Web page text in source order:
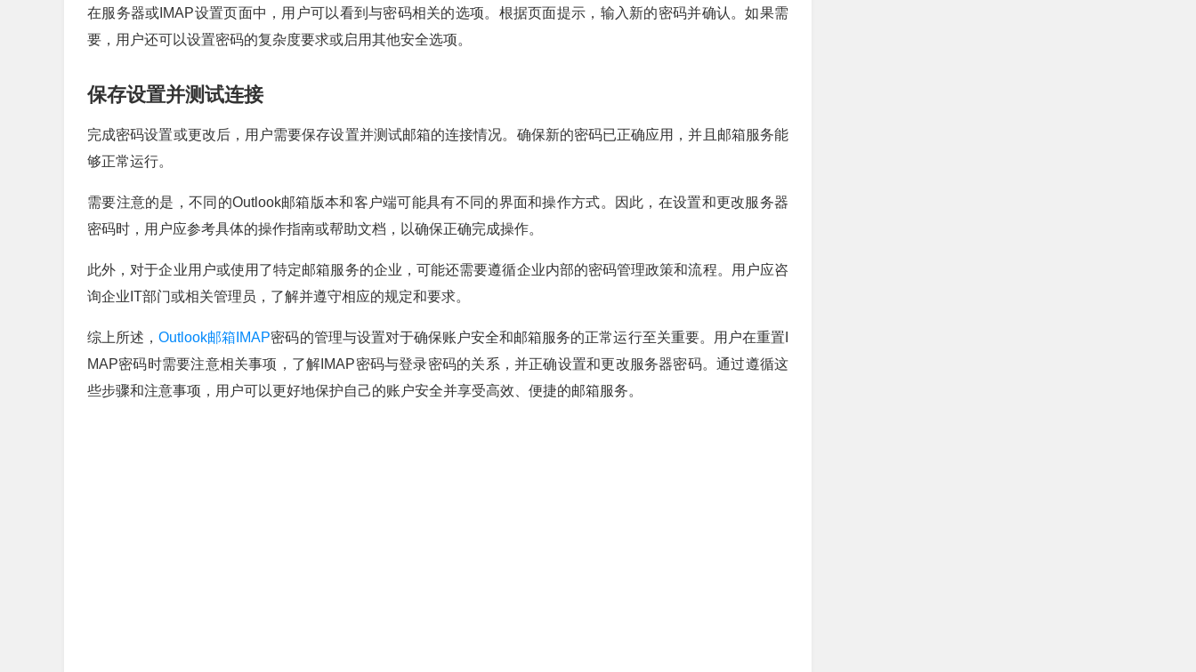
在服务器或IMAP设置页面中，用户可以看到与密码相关的选项。根据页面提示，输入新的密码并确认。如果需
要，用户还可以设置密码的复杂度要求或启用其他安全选项。
保存设置并测试连接
完成密码设置或更改后，用户需要保存设置并测试邮箱的连接情况。确保新的密码已正确应用，并且邮箱服务能
够正常运行。
需要注意的是，不同的Outlook邮箱版本和客户端可能具有不同的界面和操作方式。因此，在设置和更改服务器
密码时，用户应参考具体的操作指南或帮助文档，以确保正确完成操作。
此外，对于企业用户或使用了特定邮箱服务的企业，可能还需要遵循企业内部的密码管理政策和流程。用户应咨
询企业IT部门或相关管理员，了解并遵守相应的规定和要求。
综上所述，Outlook邮箱IMAP密码的管理与设置对于确保账户安全和邮箱服务的正常运行至关重要。用户在重置I
MAP密码时需要注意相关事项，了解IMAP密码与登录密码的关系，并正确设置和更改服务器密码。通过遵循这
些步骤和注意事项，用户可以更好地保护自己的账户安全并享受高效、便捷的邮箱服务。